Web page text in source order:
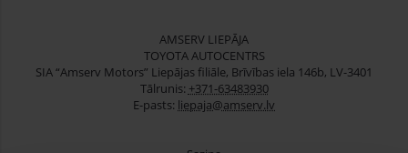
AMSERV LIEPĀJA
TOYOTA AUTOCENTRS
SIA “Amserv Motors” Liepājas filiāle, Brīvības iela 146b, LV-3401
Tālrunis: +371-63483930
E-pasts: liepaja@amserv.lv